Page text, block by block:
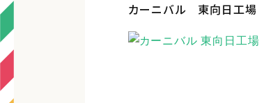
カーニバル 東向日工場